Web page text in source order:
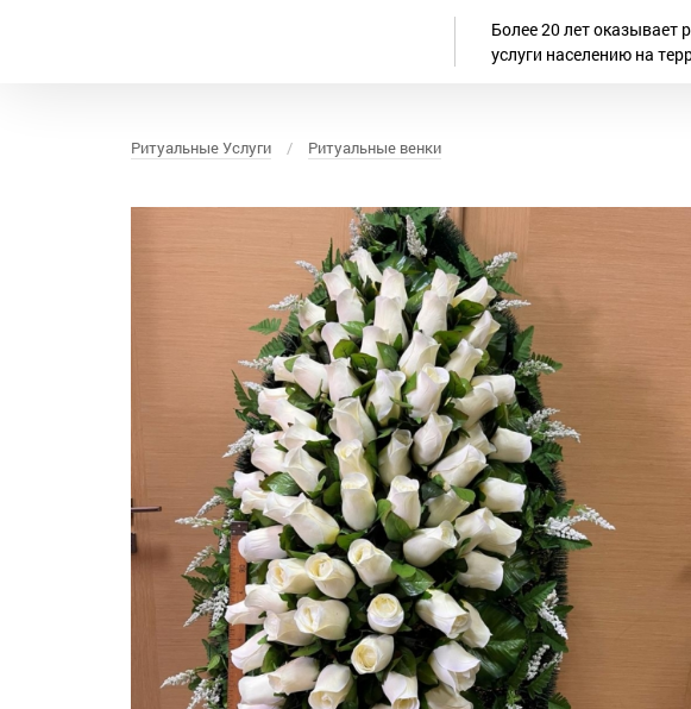
Более 20 лет оказывает
услуги населению на
Ритуальные Услуги / Ритуальные венки